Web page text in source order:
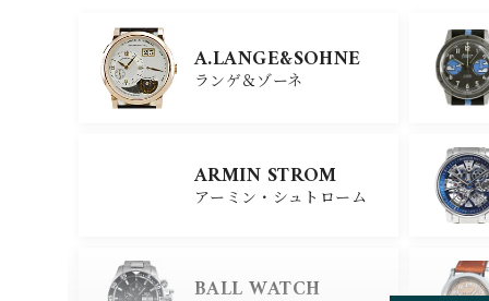
X
ジラール・ペルゴ
カルティエ
グラスヒュッテ・オリジナ
A.LANGE&SOHNE
ランゲ＆ゾーネ
ARMIN STROM
アーミン・シュトローム
BALL WATCH